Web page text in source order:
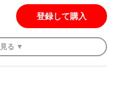
登録して購入
見る ▼